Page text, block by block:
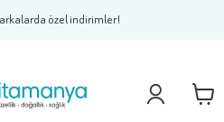
özel indirimler!
2 3